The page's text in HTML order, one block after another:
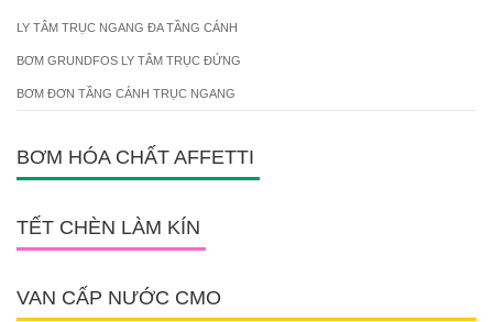
LY TÂM TRỤC NGANG ĐA TẦNG CÁNH
BƠM GRUNDFOS LY TÂM TRỤC ĐỨNG
BƠM ĐƠN TẦNG CÁNH TRỤC NGANG
BƠM HÓA CHẤT AFFETTI
TẾT CHÈN LÀM KÍN
VAN CẤP NƯỚC CMO